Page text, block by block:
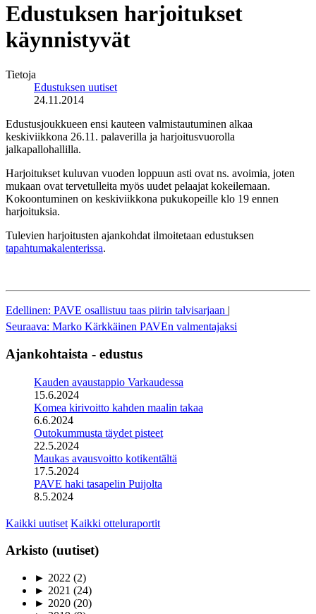
Edustuksen harjoitukset
käynnistyvät
Tietoja
Edustuksen uutiset
24.11.2014
Edustusjoukkueen ensi kauteen valmistautuminen alkaa
keskiviikkona 26.11. palaverilla ja harjoitusvuorolla
jalkapallohallilla.
Harjoitukset kuluvan vuoden loppuun asti ovat ns. avoimia, joten
mukaan ovat tervetulleita myös uudet pelaajat kokeilemaan.
Kokoontuminen on keskiviikkona pukukopeille klo 19 ennen
harjoituksia.
Tulevien harjoitusten ajankohdat ilmoitetaan edustuksen
tapahtumakalenterissa.
Edellinen: PAVE osallistuu taas piirin talvisarjaan |
Seuraava: Marko Kärkkäinen PAVEn valmentajaksi
Ajankohtaista - edustus
Kauden avaustappio Varkaudessa
15.6.2024
Komea kirivoitto kahden maalin takaa
6.6.2024
Outokummusta täydet pisteet
22.5.2024
Maukas avausvoitto kotikentältä
17.5.2024
PAVE haki tasapelin Puijolta
8.5.2024
Kaikki uutiset Kaikki otteluraportit
Arkisto (uutiset)
► 2022 (2)
► 2021 (24)
► 2020 (20)